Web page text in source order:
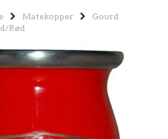
Matekopper
Gourd
Rød